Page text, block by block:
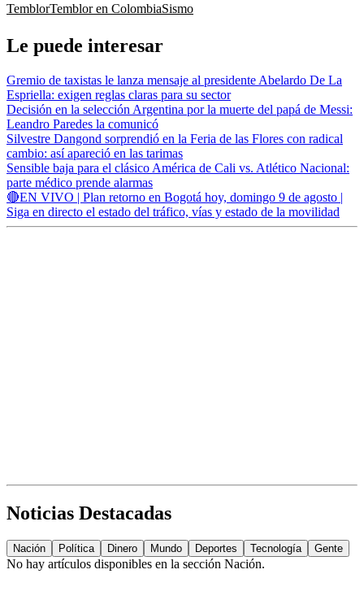
TemblorTemblor en ColombiaSismo
Le puede interesar
Gremio de taxistas le lanza mensaje al presidente Abelardo De La
Espriella: exigen reglas claras para su sector
Decisión en la selección Argentina por la muerte del papá de Messi:
Leandro Paredes la comunicó
Silvestre Dangond sorprendió en la Feria de las Flores con radical
cambio: así apareció en las tarimas
Sensible baja para el clásico América de Cali vs. Atlético Nacional:
parte médico prende alarmas
🔴EN VIVO | Plan retorno en Bogotá hoy, domingo 9 de agosto |
Siga en directo el estado del tráfico, vías y estado de la movilidad
Noticias Destacadas
Nación Política Dinero Mundo Deportes Tecnología Gente
No hay artículos disponibles en la sección Nación.